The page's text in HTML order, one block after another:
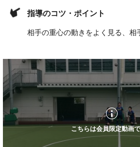
指導のコツ・ポイント
相手の重心の動きをよく見る、相
こちらは会員限定動画で